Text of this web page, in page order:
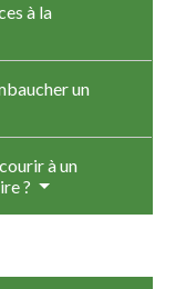
à la
un
à un
?